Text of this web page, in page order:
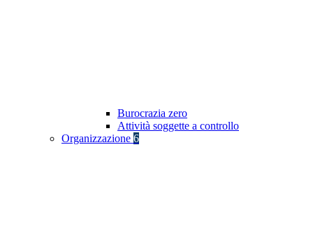
Burocrazia zero
Attività soggette a controllo
Organizzazione 6